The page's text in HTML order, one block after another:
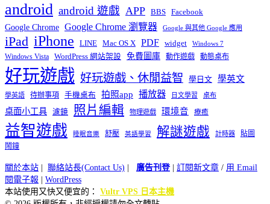
android android 遊戲 APP BBS Facebook
Google Chrome Google Chrome 瀏覽器 Google 與其他 Google 應用
iPad iPhone LINE Mac OS X PDF widget Windows 7
Windows Vista WordPress 網站架設 免費圖庫 動作遊戲 動態桌布
好玩遊戲 好玩遊戲、休閒益智 學日文 學英文
學英語 待辦事項 手機桌布 拍照app 播放器 日文學習 桌布
桌面小工具 濾鏡 照片編輯 物理遊戲 環境音 療癒
益智遊戲 睡眠音樂 舒壓 英語學習 解謎遊戲 計時器
貼圖
鬧鐘
關於本站 聯絡站長(Contact Us) 廣告刊登| 訂閱新文章 / 用 Email
閱電子報
WordPress
本站使用又快又便宜的： Vultr VPS 日本主機